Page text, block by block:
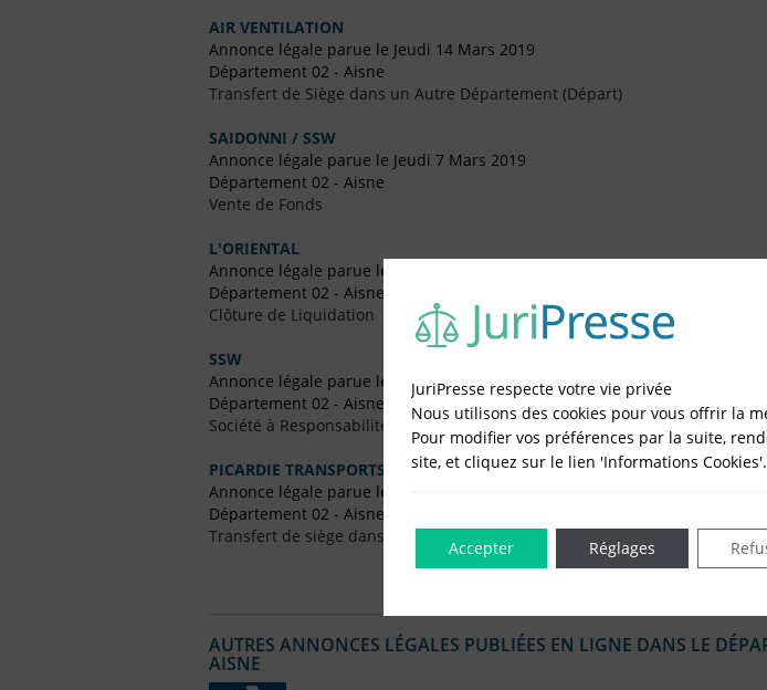
AIR VENTILATION
Annonce légale parue le Jeudi 14 Mars 2019
Département 02 - Aisne
Transfert de Siège dans un Autre Département (Départ)
SAIDONNI / SSW
Annonce légale parue le Jeudi 7 Mars 2019
Département 02 - Aisne
Vente de Fonds
L'ORIENTAL
Annonce légale parue le Jeudi 27 Décembre 2018
Département 02 - Aisne
Clôture de Liquidation
SSW
Annonce légale parue le Jeudi 1 Novembre 2018
Département 02 - Aisne
Société à Responsabilité Limitée (SARL)
PICARDIE TRANSPORTS
Annonce légale parue le Jeudi 8 Février 2018
Département 02 - Aisne
Transfert de siège dans un Autre Département (Arrivée)
AUTRES ANNONCES LÉGALES PUBLIÉES EN LIGNE DANS LE
AISNE
JuriPresse respecte votre vie privée
Nous utilisons des cookies pour vous offrir la
Pour modifier vos préférences par la suite,
site, et cliquez sur le lien 'Informations Cookies'.
Accepter Réglages